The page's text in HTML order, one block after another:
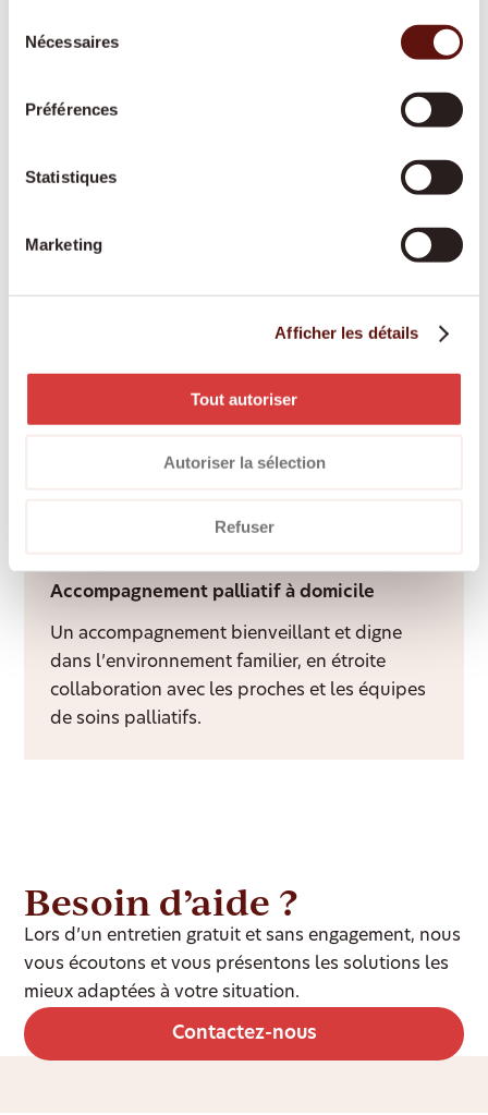
Nécessaires
Préférences
Statistiques
Marketing
Afficher les détails
Tout autoriser
Autoriser la sélection
Refuser
Une présence active ou prête à intervenir
Soins de base
corporels et la mobilité, reconnue par les
Engagement des proches aidants
d’un accompagnement professionnel tout au
Accompagnement palliatif à domicile
Un accompagnement bienveillant et digne
dans l’environnement familier, en étroite
collaboration avec les proches et les équipes
de soins palliatifs.
Besoin d’aide ?
Lors d’un entretien gratuit et sans engagement, nous
vous écoutons et vous présentons les solutions les
mieux adaptées à votre situation.
Contactez-nous